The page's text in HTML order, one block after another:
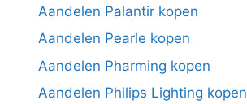
Aandelen Palantir kopen
Aandelen Pearle kopen
Aandelen Pharming kopen
Aandelen Philips Lighting kopen